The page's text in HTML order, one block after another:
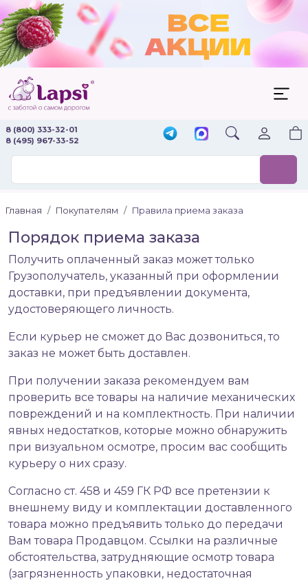
8 (800) 333-32-01
8 (495) 967-33-52
Главная Покупателям Правила приема заказа
Порядок приема заказа
Получить оплаченный заказ может только
Грузополучатель, указанный при оформлении
доставки, при предъявлении документа,
удостоверяющего личность.
Если курьер не сможет до Вас дозвониться, то
заказ не может быть доставлен.
При получении заказа рекомендуем вам
проверить все товары на наличие механических
повреждений и на комплектность. При наличии
явных недостатков, которые можно обнаружить
при визуальном осмотре, просим вас сообщить
курьеру о них сразу.
Согласно ст. 458 и 459 ГК РФ все претензии к
внешнему виду и комплектации доставленного
товара можно предъявить только до передачи
Вам товара Продавцом. Ссылки на различные
обстоятельства, затрудняющие осмотр товара
(загрязненность упаковки, недостаточная